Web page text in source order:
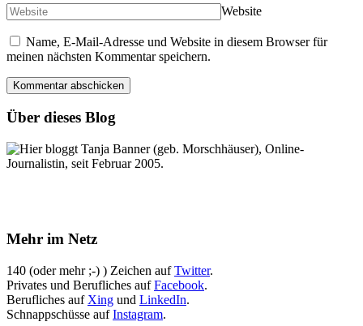
Website
Name, E-Mail-Adresse und Website in diesem Browser für
meinen nächsten Kommentar speichern.
Über dieses Blog
Hier bloggt Tanja Banner (geb. Morschhäuser), Online-
Journalistin, seit Februar 2005.
Mehr im Netz
140 (oder mehr ;-) ) Zeichen aufTwitter.
Privates und Berufliches aufFacebook.
Berufliches auf Xing und LinkedIn.
Schnappschüsse aufInstagram.